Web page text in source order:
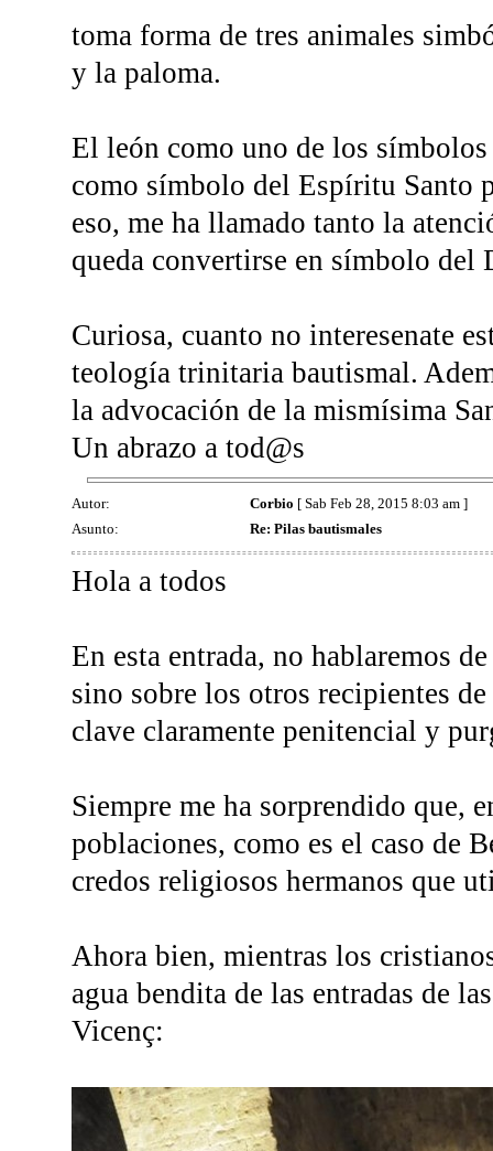
toma forma de tres animales
y la paloma.
El león como uno de los
como símbolo del Espíritu Santo
eso, me ha llamado tanto la
queda convertirse en símbolo del
Curiosa, cuanto no interesenate
teología trinitaria bautismal.
la advocación de la mismísima
Un abrazo a tod@s
Autor: Corbio [ Sab Feb 28, 2015 8:03 am ]
Asunto:
Re: Pilas bautismales
Hola a todos
En esta entrada, no hablaremos
sino sobre los otros recipientes
clave claramente penitencial y
Siempre me ha sorprendido que,
poblaciones, como es el caso de
credos religiosos hermanos que
Ahora bien, mientras los
agua bendita de las entradas de
Vicenç: